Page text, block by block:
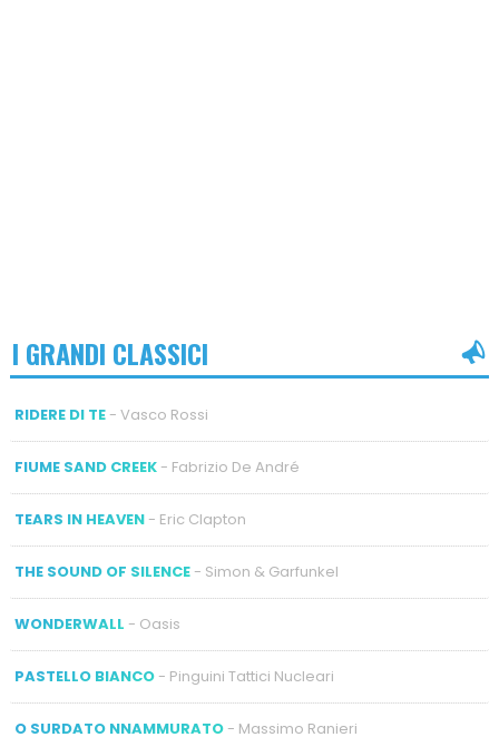
I GRANDI CLASSICI
RIDERE DI TE- Vasco Rossi
FIUME SAND CREEK- Fabrizio De André
TEARS IN HEAVEN- Eric Clapton
THE SOUND OF SILENCE- Simon & Garfunkel
WONDERWALL - Oasis
PASTELLO BIANCO- Pinguini Tattici Nucleari
O SURDATO NNAMMURATO- Massimo Ranieri